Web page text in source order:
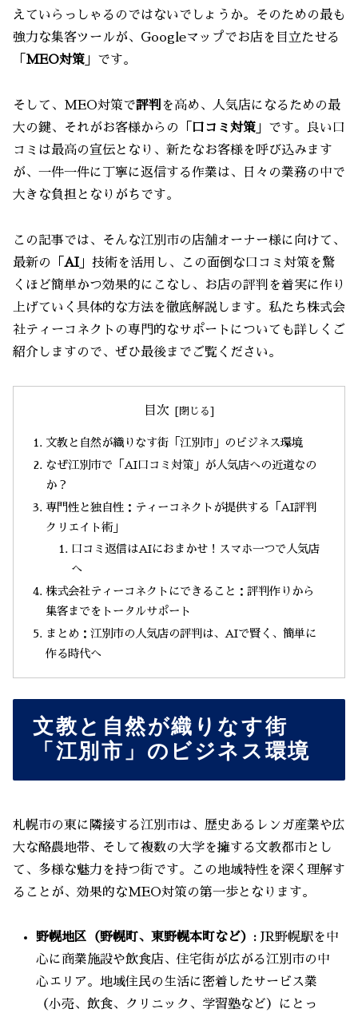
えていらっしゃるのではないでしょうか。そのための最も
強力な集客ツールが、Googleマップでお店を目立たせる
「 MEO対策 」です。
そして、MEO対策で評判 を高め、人気店になるための最
大の鍵、それがお客様からの「 口コミ対策 」です。良い口
コミは最高の宣伝となり、新たなお客様を呼び込みます
が、一件一件に丁寧に返信する作業は、日々の業務の中で
大きな負担となりがちです。
この記事では、そんな江別市の店舗オーナー様に向けて、
最新の「 AI 」技術を活用し、この面倒な口コミ対策を驚
くほど簡単かつ効果的にこなし、お店の評判を着実に作り
上げていく具体的な方法を徹底解説します。私たち株式会
社ティーコネクトの専門的なサポートについても詳しくご
紹介しますので、ぜひ最後までご覧ください。
目次
文教と自然が織りなす街「江別市」のビジネス環境
なぜ江別市で「AI口コミ対策」が人気店への近道なの
か？
専門性と独自性：ティーコネクトが提供する「AI評判
クリエイト術」
口コミ返信はAIにおまかせ！スマホ一つで人気店
へ
株式会社ティーコネクトにできること：評判作りから
集客までをトータルサポート
まとめ：江別市の人気店の評判は、AIで賢く、簡単に
作る時代へ
文教と自然が織りなす街
「江別市」のビジネス環境
札幌市の東に隣接する江別市は、歴史あるレンガ産業や広
大な酪農地帯、そして複数の大学を擁する文教都市とし
て、多様な魅力を持つ街です。この地域特性を深く理解す
ることが、効果的なMEO対策の第一歩となります。
野幌地区（野幌町、東野幌本町など）: JR野幌駅を中
心に商業施設や飲食店、住宅街が広がる江別市の中
心エリア。地域住民の生活に密着したサービス業
（小売、飲食、クリニック、学習塾など）にとっ